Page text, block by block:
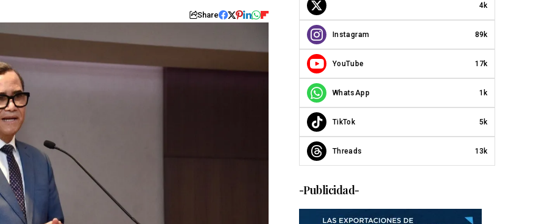
Share
4k
Instagram 89k
YouTube 17k
WhatsApp 1k
TikTok 5k
Threads 13k
-Publicidad-